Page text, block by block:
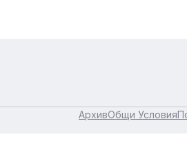
АрхивОбщи Условия